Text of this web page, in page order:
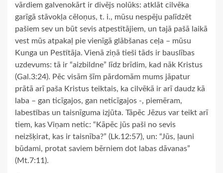
vārdiem galvenokārt ir divējs nolūks: atklāt cilvēka
garīgā stāvokļa cēloņus, t. i., mūsu nespēju palīdzēt
pašiem sev un būt sevis atpestītājiem, un tajā pašā laikā
vest mūs atpakaļ pie vienīgā glābšanas ceļa – mūsu
Kunga un Pestītāja. Vienā ziņā tieši tāds ir bauslības
uzdevums: tā ir “aizbildne” līdz brīdim, kad nāk Kristus
(Gal.3:24). Pēc visām šīm pārdomām mums jāpatur
prātā arī paša Kristus teiktais, ka cilvēkā ir arī daudz kā
laba – gan ticīgajos, gan neticīgajos -, piemēram,
labestības un taisnīguma izjūta. Tāpēc Jēzus var teikt arī
tiem, kas Viņam netic: “Kāpēc jūs paši no sevis
neizšķirat, kas ir taisnība?” (Lk.12:57), un: “Jūs, ļauni
būdami, protat saviem bērniem dot labas dāvanas”
(Mt.7:11).